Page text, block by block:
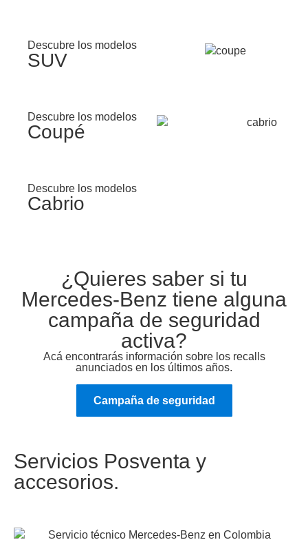
Descubre los modelos
SUV
Descubre los modelos
Coupé
Descubre los modelos
Cabrio
¿Quieres saber si tu
Mercedes-Benz tiene alguna
campaña de seguridad
activa?
Acá encontrarás información sobre los recalls
anunciados en los últimos años.
Campaña de seguridad
Servicios Posventa y
accesorios.